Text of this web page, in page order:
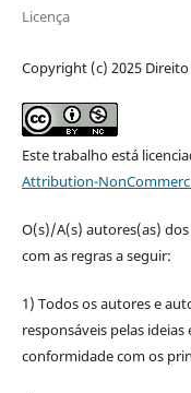
Licença
Copyright (c) 2025
Este trabalho está
Attribution-
O(s)/A(s) autores(as)
com as regras a seguir:
1) Todos os autores e
responsáveis pelas
conformidade com os